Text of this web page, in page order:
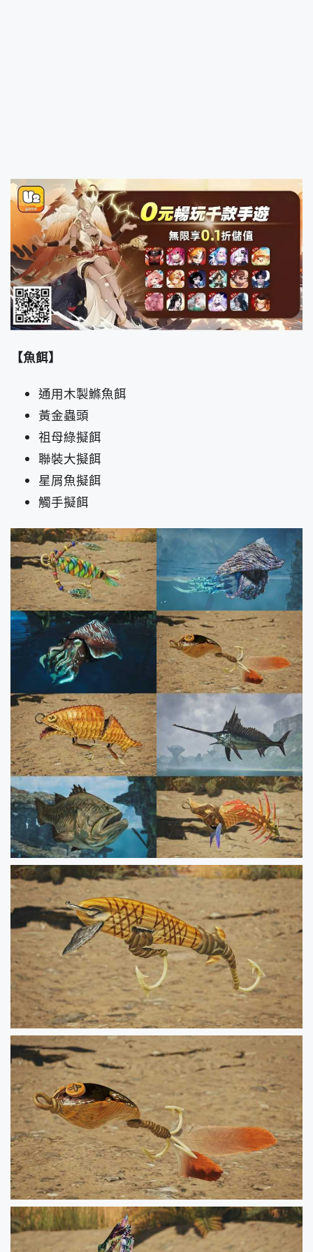
【魚餌】
通用木製鰷魚餌
黃金蟲頭
祖母綠擬餌
聯裝大擬餌
星屑魚擬餌
觸手擬餌